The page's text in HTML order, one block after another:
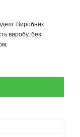
Виробник
виробу, без